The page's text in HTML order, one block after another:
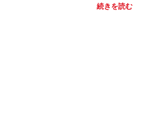
続きを読む